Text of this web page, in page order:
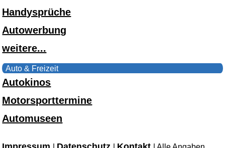
Handysprüche
Autowerbung
weitere...
Auto & Freizeit
Autokinos
Motorsporttermine
Automuseen